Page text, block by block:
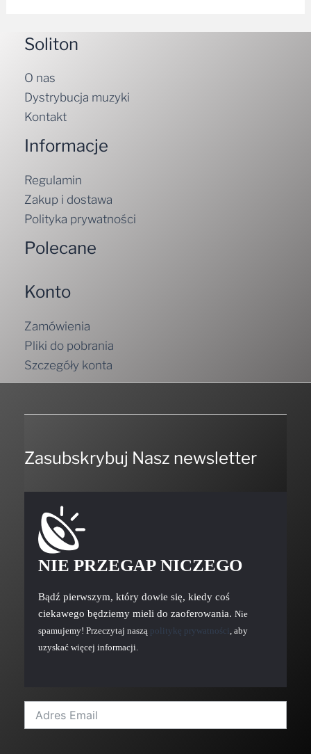
Soliton
O nas
Dystrybucja muzyki
Kontakt
Informacje
Regulamin
Zakup i dostawa
Polityka prywatności
Polecane
Konto
Zamówienia
Pliki do pobrania
Szczegóły konta
Zasubskrybuj Nasz newsletter
NIE PRZEGAP NICZEGO
Bądź pierwszym, który dowie się, kiedy coś
ciekawego będziemy mieli do zaoferowania. Nie
spamujemy! Przeczytaj naszą politykę prywatności, aby
uzyskać więcej informacji.